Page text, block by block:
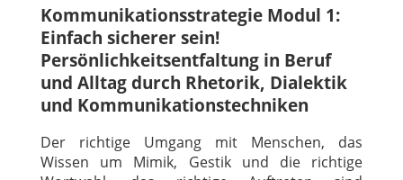
Kommunikationsstrategie Modul 1:
Einfach sicherer sein!
Persönlichkeitsentfaltung in Beruf
und Alltag durch Rhetorik, Dialektik
und Kommunikationstechniken
Der richtige Umgang mit Menschen, das
Wissen um Mimik, Gestik und die richtige